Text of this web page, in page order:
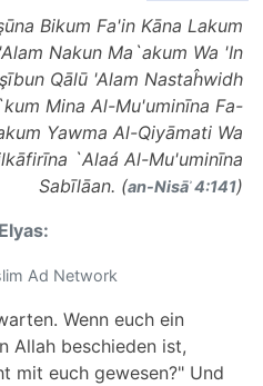
Bikum Fa'in Kāna Lakum
Nakun Ma`akum Wa 'In
Qālū 'Alam Nastaĥwidh
Mina Al-Mu'uminīna Fa-
Yawma Al-Qiyāmati Wa
`Alaá Al-Mu'uminīna
Sabīlāan. (an-Nisāʾ 4:141)
Ad Network
Wenn euch ein
Allah beschieden ist,
mit euch gewesen?" Und